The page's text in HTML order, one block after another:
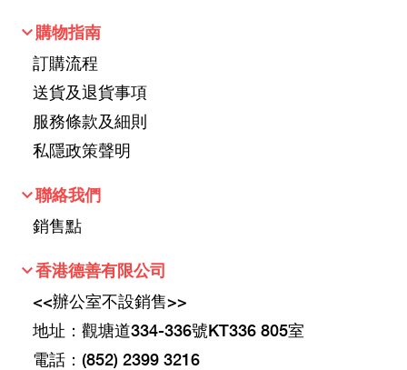
keyboard_arrow_down購物指南
訂購流程
送貨及退貨事項
服務條款及細則
私隱政策聲明
keyboard_arrow_down聯絡我們
銷售點
keyboard_arrow_down香港德善有限公司
<<辦公室不設銷售>>
地址：觀塘道334-336號KT336 805室
電話：(852) 2399 3216